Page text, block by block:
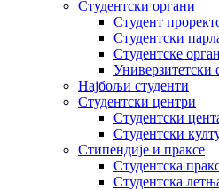
Студентски органи
Студент
Студентски
Студентске
Универзитетски
Најбољи студенти
Студентски центри
Студентски
Студентски
Стипендије и праксе
Студентска
Студентска